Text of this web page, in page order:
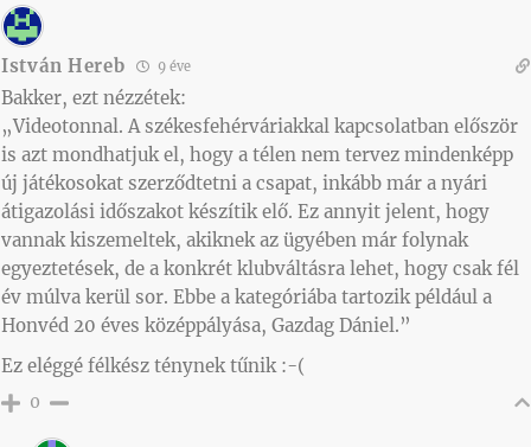
István Hereb 9 éve
Bakker, ezt nézzétek:
„Videotonnal. A székesfehérváriakkal kapcsolatban először
is azt mondhatjuk el, hogy a télen nem tervez mindenképp
új játékosokat szerződtetni a csapat, inkább már a nyári
átigazolási időszakot készítik elő. Ez annyit jelent, hogy
vannak kiszemeltek, akiknek az ügyében már folynak
egyeztetések, de a konkrét klubváltásra lehet, hogy csak fél
év múlva kerül sor. Ebbe a kategóriába tartozik például a
Honvéd 20 éves középpályása, Gazdag Dániel.”
Ez eléggé félkész ténynek tűnik :-(
0